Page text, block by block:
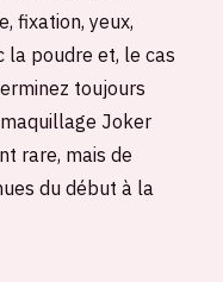
fixation, yeux,
la poudre et, le cas
toujours
Joker
rare, mais de
du début à la